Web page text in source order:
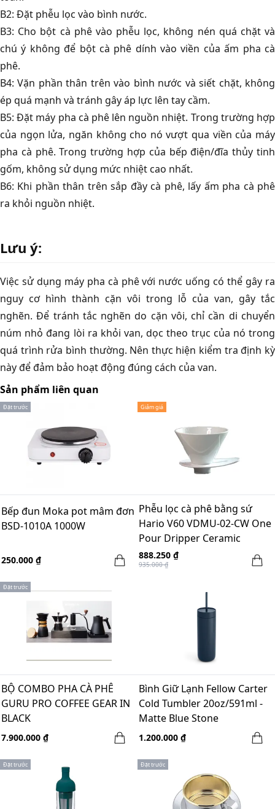
B2: Đặt phễu lọc vào bình nước.
B3: Cho bột cà phê vào phễu lọc, không nén quá chặt và
chú ý không để bột cà phê dính vào viền của ấm pha cà
phê.
B4: Vặn phần thân trên vào bình nước và siết chặt, không
ép quá mạnh và tránh gây áp lực lên tay cầm.
B5: Đặt máy pha cà phê lên nguồn nhiệt. Trong trường hợp
của ngọn lửa, ngăn không cho nó vượt qua viền của máy
pha cà phê. Trong trường hợp của bếp điện/đĩa thủy tinh
gốm, không sử dụng mức nhiệt cao nhất.
B6: Khi phần thân trên sắp đầy cà phê, lấy ấm pha cà phê
ra khỏi nguồn nhiệt.
Lưu ý:
Việc sử dụng máy pha cà phê với nước uống có thể gây ra
nguy cơ hình thành cặn vôi trong lỗ của van, gây tắc
nghẽn. Để tránh tắc nghẽn do cặn vôi, chỉ cần di chuyển
núm nhỏ đang lòi ra khỏi van, dọc theo trục của nó trong
quá trình rửa bình thường. Nên thực hiện kiểm tra định kỳ
này để đảm bảo hoạt động đúng cách của van.
Sản phẩm liên quan
Đặt trước
Bếp đun Moka pot mâm đơn
BSD-1010A 1000W
250.000 ₫
Giảm giá
Phễu lọc cà phê bằng sứ
Hario V60 VDMU-02-CW One
Pour Dripper Ceramic
888.250 ₫
935.000 ₫
Đặt trước
BỘ COMBO PHA CÀ PHÊ
GURU PRO COFFEE GEAR IN
BLACK
7.900.000 ₫
Bình Giữ Lạnh Fellow Carter
Cold Tumbler 20oz/591ml -
Matte Blue Stone
1.200.000 ₫
Đặt trước Đặt trước